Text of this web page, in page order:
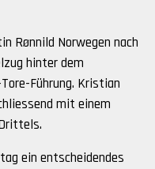
Rønnild Norwegen nach
hinter dem
Führung. Kristian
mit einem
ein entscheidendes